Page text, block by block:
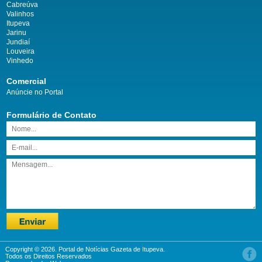
Cabreúva
Valinhos
Itupeva
Jarinu
Jundiaí
Louveira
Vinhedo
Comercial
Anúncie no Portal
Formulário de Contato
Copyright © 2026. Portal de Notícias Gazeta de Itupeva.
Todos os Direitos Reservados